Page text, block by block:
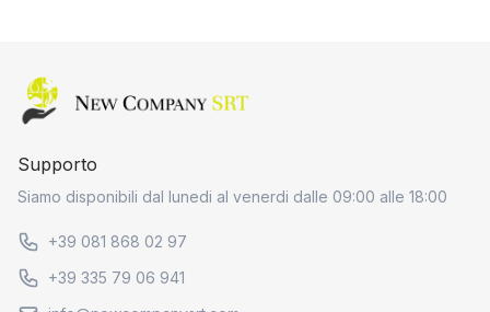
Home page
Supporto
Siamo disponibili dal lunedi al venerdi dalle 09:00 alle 18:00
+39 081 868 02 97
+39 335 79 06 941